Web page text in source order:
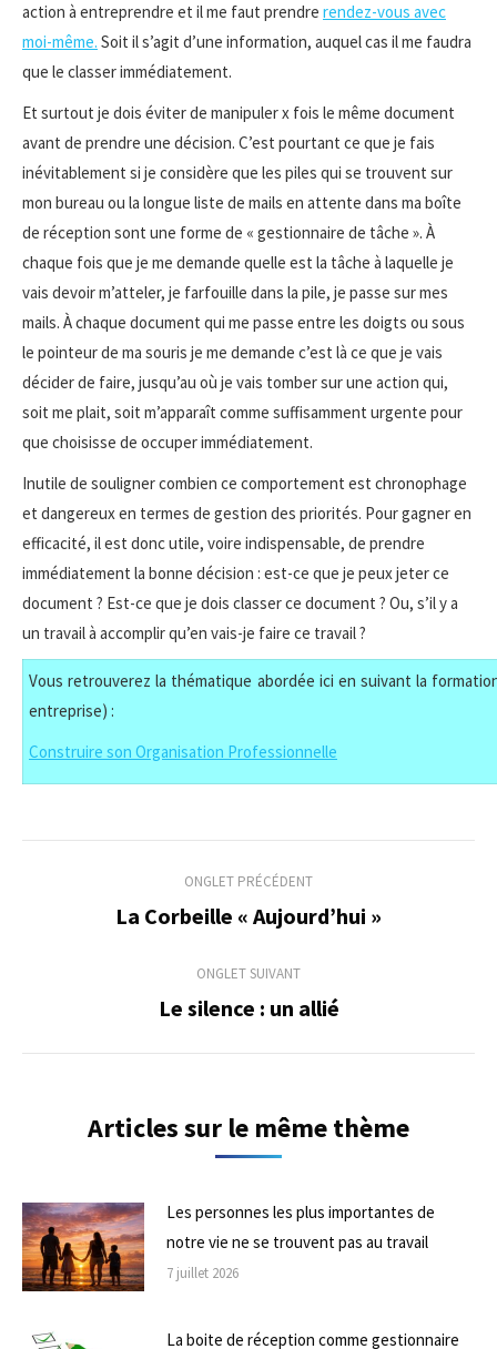
action à entreprendre et il me faut prendre rendez-vous avec
moi-même. Soit il s’agit d’une information, auquel cas il me faudra
que le classer immédiatement.
Et surtout je dois éviter de manipuler x fois le même document
avant de prendre une décision. C’est pourtant ce que je fais
inévitablement si je considère que les piles qui se trouvent sur
mon bureau ou la longue liste de mails en attente dans ma boîte
de réception sont une forme de « gestionnaire de tâche ». À
chaque fois que je me demande quelle est la tâche à laquelle je
vais devoir m’atteler, je farfouille dans la pile, je passe sur mes
mails. À chaque document qui me passe entre les doigts ou sous
le pointeur de ma souris je me demande c’est là ce que je vais
décider de faire, jusqu’au où je vais tomber sur une action qui,
soit me plait, soit m’apparaît comme suffisamment urgente pour
que choisisse de occuper immédiatement.
Inutile de souligner combien ce comportement est chronophage
et dangereux en termes de gestion des priorités. Pour gagner en
efficacité, il est donc utile, voire indispensable, de prendre
immédiatement la bonne décision : est-ce que je peux jeter ce
document ? Est-ce que je dois classer ce document ? Ou, s’il y a
un travail à accomplir qu’en vais-je faire ce travail ?
Vous retrouverez la thématique abordée ici en suivant la
entreprise) :
Construire son Organisation Professionnelle
commentaire
ONGLET PRÉCÉDENT
Onglet
La Corbeille « Aujourd’hui »
ONGLET SUIVANT
Onglet
Le silence : un allié
Articles sur le même thème
Les personnes les plus importantes de
notre vie ne se trouvent pas au travail
7 juillet 2026
La boite de réception comme gestionnaire